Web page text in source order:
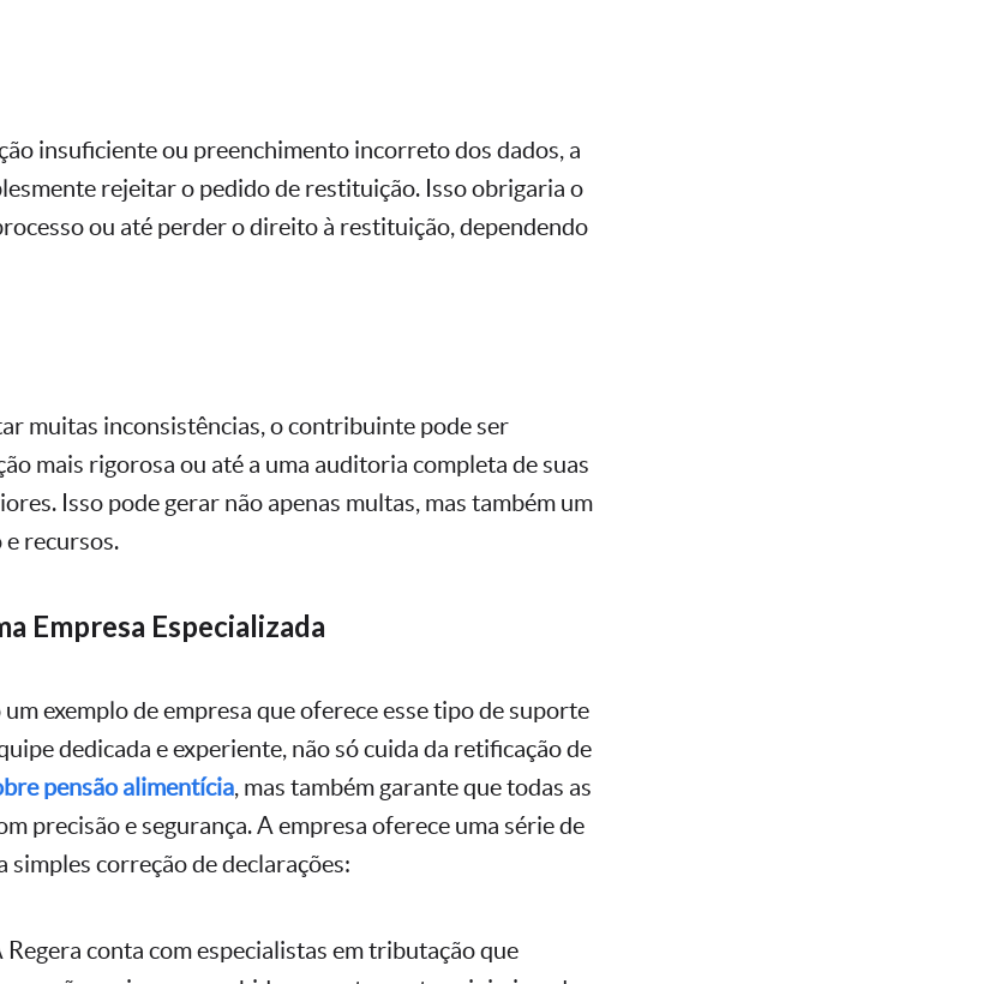
insuficiente ou preenchimento incorreto dos dados, a
rejeitar o pedido de restituição. Isso obrigaria o
ou até perder o direito à restituição, dependendo
muitas inconsistências, o contribuinte pode ser
mais rigorosa ou até a uma auditoria completa de suas
Isso pode gerar não apenas multas, mas também um
e recursos.
Empresa Especializada
exemplo de empresa que oferece esse tipo de suporte
dedicada e experiente, não só cuida da retificação de
pensão alimentícia, mas também garante que todas as
precisão e segurança. A empresa oferece uma série de
simples correção de declarações:
Regera conta com especialistas em tributação que